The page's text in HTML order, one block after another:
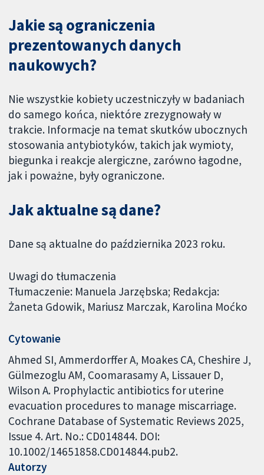
Jakie są ograniczenia
prezentowanych danych
naukowych?
Nie wszystkie kobiety uczestniczyły w badaniach
do samego końca, niektóre zrezygnowały w
trakcie. Informacje na temat skutków ubocznych
stosowania antybiotyków, takich jak wymioty,
biegunka i reakcje alergiczne, zarówno łagodne,
jak i poważne, były ograniczone.
Jak aktualne są dane?
Dane są aktualne do października 2023 roku.
Uwagi do tłumaczenia
Tłumaczenie: Manuela Jarzębska; Redakcja:
Żaneta Gdowik, Mariusz Marczak, Karolina Moćko
Cytowanie
Ahmed SI, Ammerdorffer A, Moakes CA, Cheshire J,
Gülmezoglu AM, Coomarasamy A, Lissauer D,
Wilson A. Prophylactic antibiotics for uterine
evacuation procedures to manage miscarriage.
Cochrane Database of Systematic Reviews 2025,
Issue 4. Art. No.: CD014844. DOI:
10.1002/14651858.CD014844.pub2.
Autorzy